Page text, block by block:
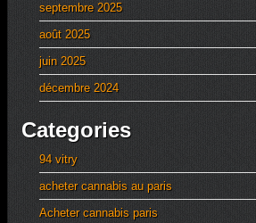
septembre 2025
août 2025
juin 2025
décembre 2024
Categories
94 vitry
acheter cannabis au paris
Acheter cannabis paris